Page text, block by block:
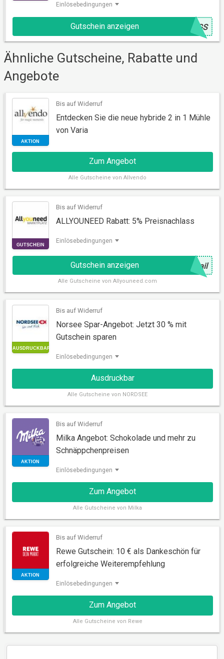
Einlösebedingungen
Gutschein anzeigen @8GS
Ähnliche Gutscheine, Rabatte und
Angebote
Bis auf Widerruf
Entdecken Sie die neue hybride 2 in 1 Mühle
von Varia
Zum Angebot
Alle Gutscheine von Allvendo
GUTSCHEIN
Bis auf Widerruf
ALLYOUNEED Rabatt: 5% Preisnachlass
Einlösebedingungen
Gutschein anzeigen @ ail
Alle Gutscheine von Allyouneed.com
AUSDRUCKBAR
Bis auf Widerruf
Norsee Spar-Angebot: Jetzt 30 % mit
Gutschein sparen
Einlösebedingungen
Ausdruckbar
Alle Gutscheine von NORDSEE
Bis auf Widerruf
Milka Angebot: Schokolade und mehr zu
Schnäppchenpreisen
Einlösebedingungen
Zum Angebot
Alle Gutscheine von Milka
Bis auf Widerruf
Rewe Gutschein: 10 € als Dankeschön für
erfolgreiche Weiterempfehlung
Einlösebedingungen
Zum Angebot
Alle Gutscheine von Rewe